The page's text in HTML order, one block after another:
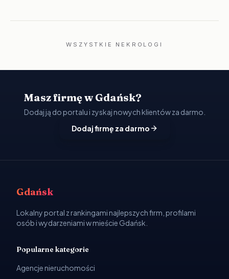
WSZYSTKIE NEKROLOGI
Masz firmę w Gdańsk?
Dodaj ją do portalu i zyskaj nowych klientów za darmo.
Dodaj firmę za darmo
Gdańsk
Lokalny portal z rankingami najlepszych firm, profilami
osób i wydarzeniami w mieście Gdańsk.
Popularne kategorie
Agencje nieruchomości